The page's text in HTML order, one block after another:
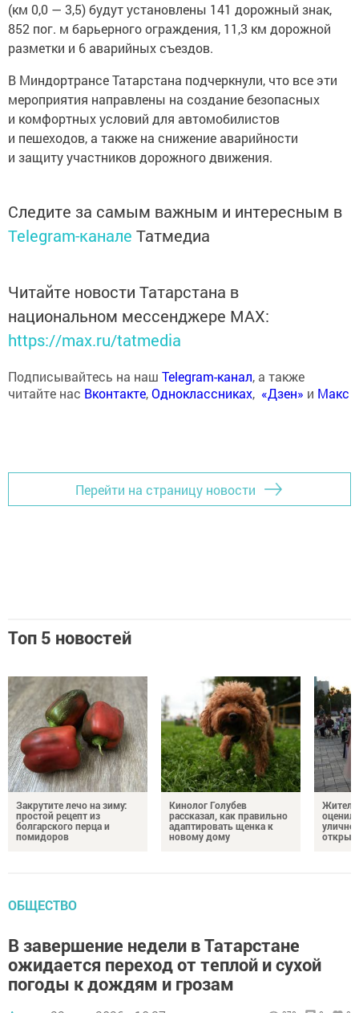
(км 0,0 — 3,5) будут установлены 141 дорожный знак,
852 пог. м барьерного ограждения, 11,3 км дорожной
разметки и 6 аварийных съездов.
В Миндортрансе Татарстана подчеркнули, что все эти
мероприятия направлены на создание безопасных
и комфортных условий для автомобилистов
и пешеходов, а также на снижение аварийности
и защиту участников дорожного движения.
Следите за самым важным и интересным в
Telegram-канале Татмедиа
Читайте новости Татарстана в
национальном мессенджере MАХ:
https://max.ru/tatmedia
Подписывайтесь на наш Telegram-канал, а также
читайте нас Вконтакте,Одноклассниках, «Дзен» и Макс
Перейти на страницу новости
Топ 5 новостей
Закрутите лечо на зиму:
простой рецепт из
болгарского перца и
помидоров
Кинолог Голубев
рассказал, как правильно
адаптировать щенка к
новому дому
ОБЩЕСТВО
В завершение недели в Татарстане
ожидается переход от теплой и сухой
погоды к дождям и грозам